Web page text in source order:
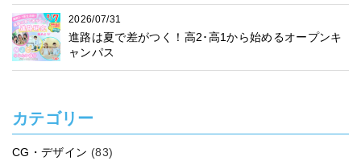
2026/07/31
進路は夏で差がつく！高2･高1から始めるオープンキ
ャンパス
カテゴリー
CG・デザイン (83)